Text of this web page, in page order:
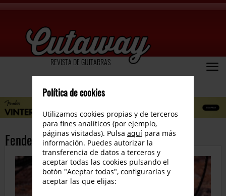
REVISTA DE GUITARRAS
Fender Tone Master Pro
Política de cookies
Utilizamos cookies propias y de terceros
para fines analíticos (por ejemplo,
páginas visitadas). Pulsa aquí para más
información. Puedes autorizar la
transferencia de datos a terceros y
aceptar todas las cookies pulsando el
botón "Aceptar todas", configurarlas y
aceptar las que elijas: